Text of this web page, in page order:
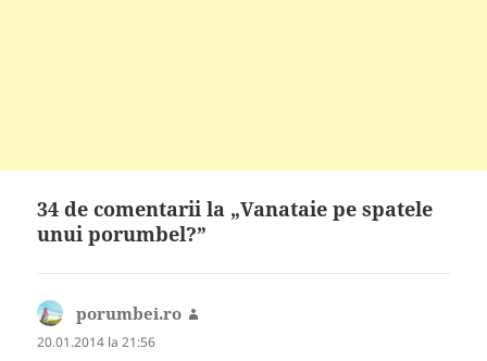
34 de comentarii la „Vanataie pe spatele
unui porumbel?”
porumbei.ro
20.01.2014 la 21:56